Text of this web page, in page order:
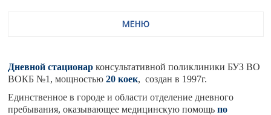
МЕНЮ
Дневной стационар консультативной поликлиники БУЗ ВО
ВОКБ №1, мощностью 20 коек, создан в 1997г.
Единственное в городе и области отделение дневного
пребывания, оказывающее медицинскую помощь по